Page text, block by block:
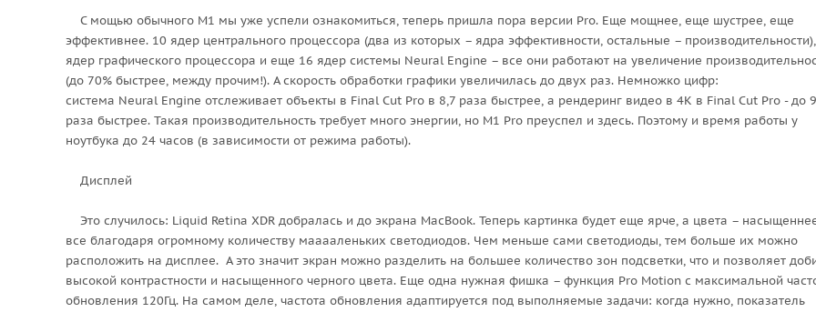
С мощью обычного М1 мы уже успели ознакомиться, теперь пришла пора версии Pro. Еще мощнее, еще шустрее, еще
эффективнее. 10 ядер центрального процессора (два из которых – ядра эффективности, остальные –
ядер графического процессора и еще 16 ядер системы Neural Engine – все они работают на увеличение
(до 70% быстрее, между прочим!). А скорость обработки графики увеличилась до двух раз. Немножко цифр:
система Neural Engine отслеживает объекты в Final Cut Pro в 8,7 раза быстрее, а рендеринг видео в 4К в Final Cut Pro - до
раза быстрее. Такая производительность требует много энергии, но M1 Pro преуспел и здесь. Поэтому и время работы у
ноутбука до 24 часов (в зависимости от режима работы).
Дисплей
Это случилось: Liquid Retina XDR добралась и до экрана MacBook. Теперь картинка будет еще ярче, а цвета –
все благодаря огромному количеству мааааленьких светодиодов. Чем меньше сами светодиоды, тем больше их можно
расположить на дисплее. А это значит экран можно разделить на большее количество зон подсветки, что и позволяет
высокой контрастности и насыщенного черного цвета. Еще одна нужная фишка – функция Pro Motion с максимальной
обновления 120Гц. На самом деле, частота обновления адаптируется под выполняемые задачи: когда нужно, показатель